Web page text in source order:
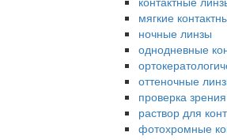
мягкие
ночные линзы
однодневные
оттеночные
проверка зрения
раствор для
фотохромные